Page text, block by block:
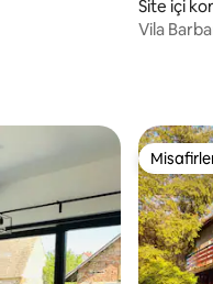
Site içi
Vila
beğenilenler arasında